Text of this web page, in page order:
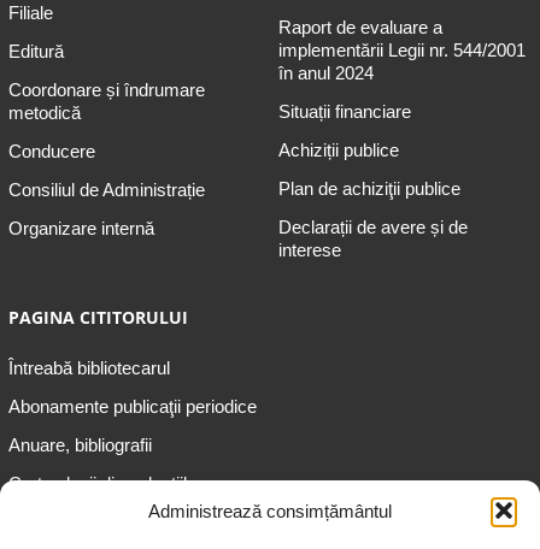
Administrează consimțământul
Filiale
Editură
Coordonare și îndrumare
metodică
Conducere
Consiliul de Administrație
Organizare internă
Raport de evaluare a
implementării Legii nr. 544/2001
în anul 2024
Situații financiare
Achiziții publice
Plan de achiziţii publice
Declarații de avere și de
interese
PAGINA CITITORULUI
Întreabă bibliotecarul
Abonamente publicaţii periodice
Anuare, bibliografii
Cartea lunii din colecțiile